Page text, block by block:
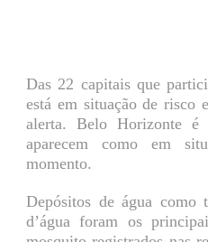
Das 22 capitais que
está em situação de risco
alerta. Belo Horizonte
aparecem como em
momento.
Depósitos de água como
d’água foram os